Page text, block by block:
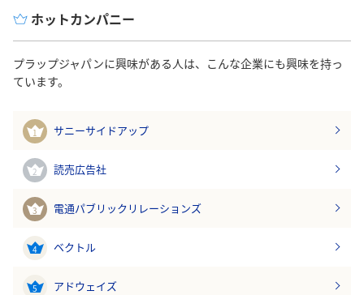
ホットカンパニー
プラップジャパンに興味がある人は、こんな企業にも興味を持っ
ています。
1 サニーサイドアップ
2 読売広告社
3 電通パブリックリレーションズ
4 ベクトル
5 アドウェイズ